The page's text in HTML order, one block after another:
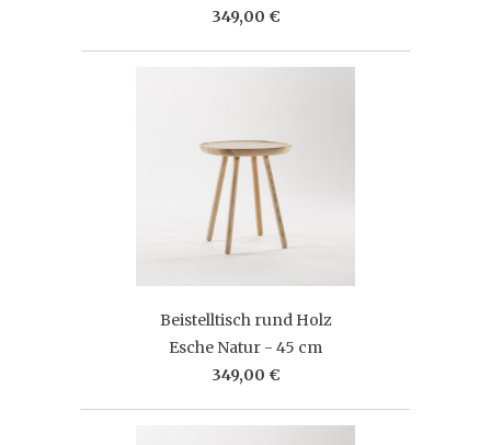
349,00 €
Beistelltisch rund Holz
Esche Natur - 45 cm
349,00 €